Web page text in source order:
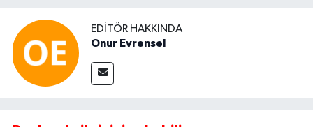
EDITÖR HAKKINDA
Onur Evrensel